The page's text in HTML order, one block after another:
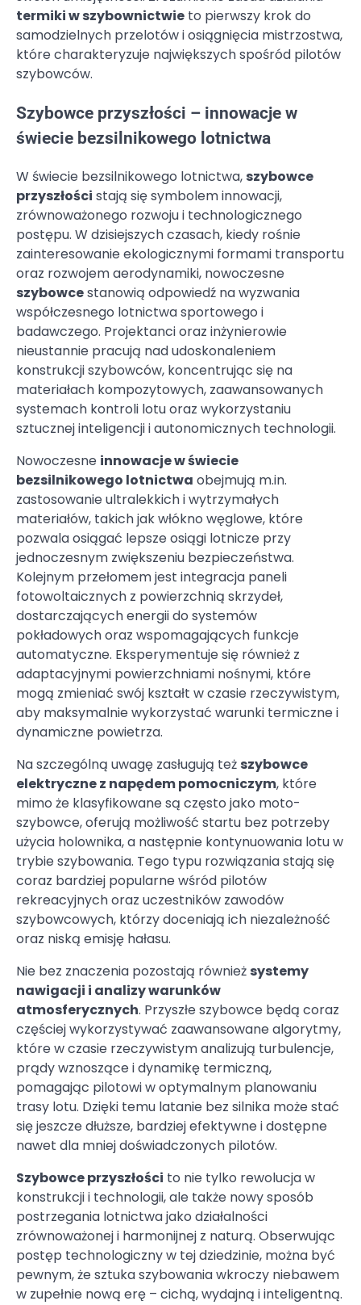
termiki w szybownictwie to pierwszy krok do
samodzielnych przelotów i osiągnięcia mistrzostwa,
które charakteryzuje największych spośród pilotów
szybowców.
Szybowce przyszłości – innowacje w
świecie bezsilnikowego lotnictwa
W świecie bezsilnikowego lotnictwa, szybowce
przyszłości stają się symbolem innowacji,
zrównoważonego rozwoju i technologicznego
postępu. W dzisiejszych czasach, kiedy rośnie
zainteresowanie ekologicznymi formami transportu
oraz rozwojem aerodynamiki, nowoczesne
szybowcestanowią odpowiedź na wyzwania
współczesnego lotnictwa sportowego i
badawczego. Projektanci oraz inżynierowie
nieustannie pracują nad udoskonaleniem
konstrukcji szybowców, koncentrując się na
materiałach kompozytowych, zaawansowanych
systemach kontroli lotu oraz wykorzystaniu
sztucznej inteligencji i autonomicznych technologii.
Nowoczesne innowacje w świecie
bezsilnikowego lotnictwa obejmują m.in.
zastosowanie ultralekkich i wytrzymałych
materiałów, takich jak włókno węglowe, które
pozwala osiągać lepsze osiągi lotnicze przy
jednoczesnym zwiększeniu bezpieczeństwa.
Kolejnym przełomem jest integracja paneli
fotowoltaicznych z powierzchnią skrzydeł,
dostarczających energii do systemów
pokładowych oraz wspomagających funkcje
automatyczne. Eksperymentuje się również z
adaptacyjnymi powierzchniami nośnymi, które
mogą zmieniać swój kształt w czasie rzeczywistym,
aby maksymalnie wykorzystać warunki termiczne i
dynamiczne powietrza.
Na szczególną uwagę zasługują też szybowce
elektryczne z napędem pomocniczym, które
mimo że klasyfikowane są często jako moto-
szybowce, oferują możliwość startu bez potrzeby
użycia holownika, a następnie kontynuowania lotu w
trybie szybowania. Tego typu rozwiązania stają się
coraz bardziej popularne wśród pilotów
rekreacyjnych oraz uczestników zawodów
szybowcowych, którzy doceniają ich niezależność
oraz niską emisję hałasu.
Nie bez znaczenia pozostają również systemy
nawigacji i analizy warunków
atmosferycznych. Przyszłe szybowce będą coraz
częściej wykorzystywać zaawansowane algorytmy,
które w czasie rzeczywistym analizują turbulencje,
prądy wznoszące i dynamikę termiczną,
pomagając pilotowi w optymalnym planowaniu
trasy lotu. Dzięki temu latanie bez silnika może stać
się jeszcze dłuższe, bardziej efektywne i dostępne
nawet dla mniej doświadczonych pilotów.
Szybowce przyszłości to nie tylko rewolucja w
konstrukcji i technologii, ale także nowy sposób
postrzegania lotnictwa jako działalności
zrównoważonej i harmonijnej z naturą. Obserwując
postęp technologiczny w tej dziedzinie, można być
pewnym, że sztuka szybowania wkroczy niebawem
w zupełnie nową erę – cichą, wydajną i inteligentną.